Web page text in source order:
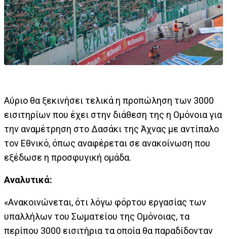
Αύριο θα ξεκινήσει τελικά η προπώληση των 3000
εισιτηρίων που έχει στην διάθεση της η Ομόνοια για
την αναμέτρηση στο Δασάκι της Άχνας με αντίπαλο
τον Εθνικό, όπως αναφέρεται σε ανακοίνωση που
εξέδωσε η προσφυγική ομάδα.
Αναλυτικά:
«Ανακοινώνεται, ότι λόγω φόρτου εργασίας των
υπαλλήλων του Σωματείου της Ομόνοιας, τα
περίπου 3000 εισιτήρια τα οποία θα παραδίδονταν